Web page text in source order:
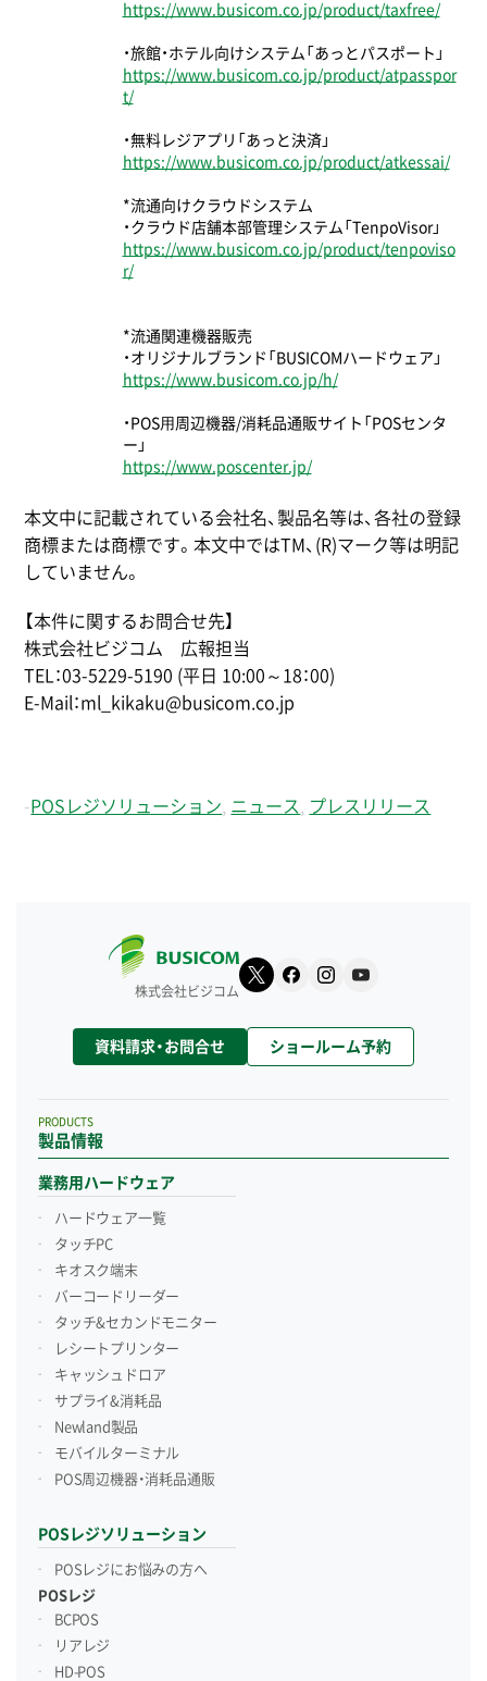
https://www.busicom.co.jp/product/taxfree/
・旅館・ホテル向けシステム「あっとパスポート」
https://www.busicom.co.jp/product/atpasspor
t/
・無料レジアプリ「あっと決済」
https://www.busicom.co.jp/product/atkessai/
*流通向けクラウドシステム
・クラウド店舗本部管理システム「TenpoVisor」
https://www.busicom.co.jp/product/tenpoviso
r/
*流通関連機器販売
・オリジナルブランド「BUSICOMハードウェア」
https://www.busicom.co.jp/h/
・POS⽤周辺機器/消耗品通販サイト「POSセンタ
ー」
https://www.poscenter.jp/
本文中に記載されている会社名、製品名等は、各社の登録
商標または商標です。本文中ではTM、(R)マーク等は明記
していません。
【本件に関するお問合せ先】
株式会社ビジコム 広報担当
TEL：03-5229-5190 (平日 10:00～18：00)
E-Mail：ml_kikaku@busicom.co.jp
- POSレジソリューション ニュース プレスリリース
株式会社ビジコム
資料請求・お問合せ ショールーム予約
製品情報
PRODUCTS
業務用ハードウェア
ハードウェア一覧
タッチPC
キオスク端末
バーコードリーダー
タッチ&セカンドモニター
レシートプリンター
キャッシュドロア
サプライ&消耗品
Newland製品
モバイルターミナル
POS周辺機器・消耗品通販
POSレジソリューション
POSレジにお悩みの方へ
POSレジ
BCPOS
リアレジ
HD-POS